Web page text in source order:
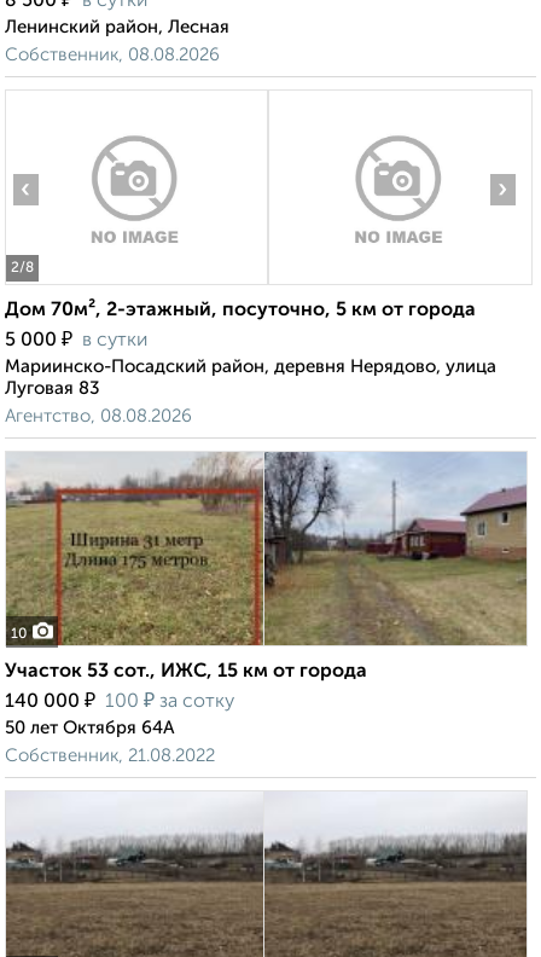
Ленинский район, Лесная
Собственник, 08.08.2026
2/8
‹ ›
Дом 70м², 2-этажный, посуточно, 5 км от города
5 000 ₽ в сутки
Мариинско-Посадский район, деревня Нерядово, улица
Луговая 83
Агентство, 08.08.2026
10
Участок 53 сот., ИЖС, 15 км от города
140 000 ₽ 100 ₽ за сотку
50 лет Октября 64А
Собственник, 21.08.2022